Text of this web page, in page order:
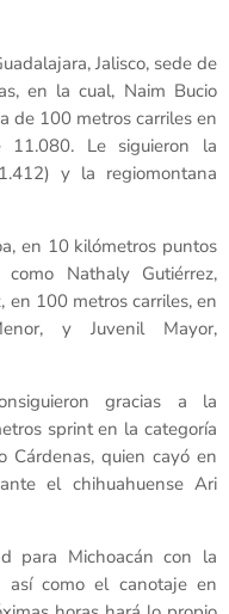
Jalisco, sede de
en la cual, Naim Bucio
de 100 metros carriles en
Le siguieron la
y la regiomontana
en 10 kilómetros puntos
Nathaly Gutiérrez,
en 100 metros carriles, en
y Juvenil Mayor,
gracias a la
sprint en la categoría
Cárdenas, quien cayó en
el chihuahuense Ari
para Michoacán con la
así como el canotaje en